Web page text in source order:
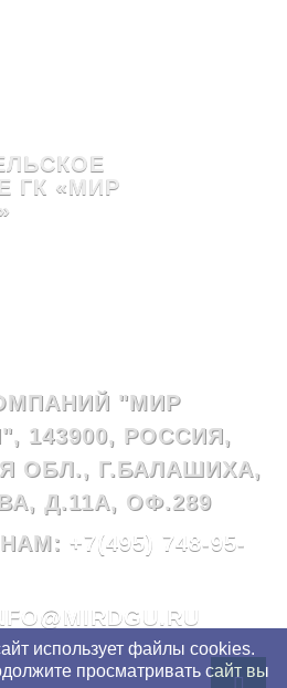
ГК «МИР
"МИР
143900, РОССИЯ,
ОБЛ., Г.БАЛАШИХА,
Д.11А, ОФ.289
+7(495) 748-95-
использует файлы cookies.
просматривать сайт вы